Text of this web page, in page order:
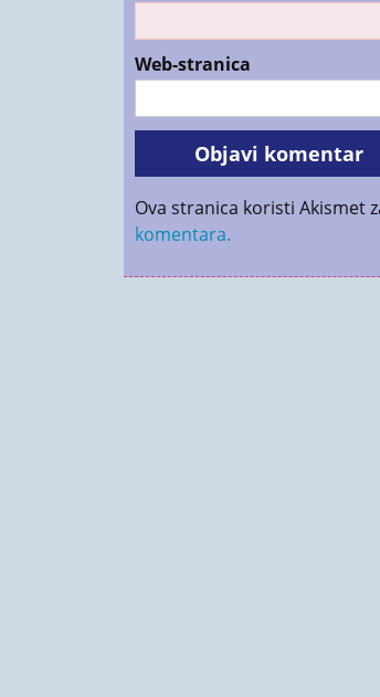
Web-stranica
Ova stranica koristi Akismet
komentara.